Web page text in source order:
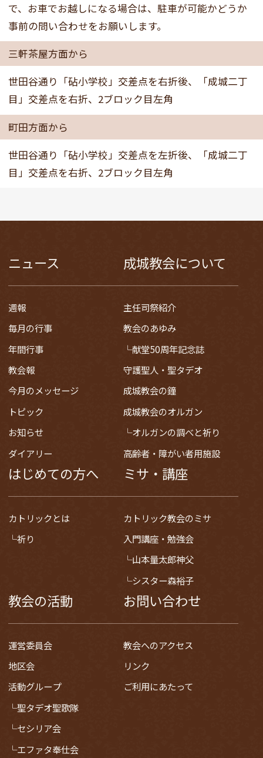
で、お車でお越しになる場合は、駐車が可能かどうか
事前の問い合わせをお願いします。
三軒茶屋方面から
世田谷通り「砧小学校」交差点を右折後、「成城二丁
目」交差点を右折、2ブロック目左角
町田方面から
世田谷通り「砧小学校」交差点を左折後、「成城二丁
目」交差点を右折、2ブロック目左角
ニュース
週報
毎月の行事
年間行事
教会報
今月のメッセージ
トピック
お知らせ
ダイアリー
成城教会について
主任司祭紹介
教会のあゆみ
献堂50周年記念誌
守護聖人・聖タデオ
成城教会の鐘
成城教会のオルガン
オルガンの調べと祈り
高齢者・障がい者用施設
はじめての方へ
カトリックとは
祈り
ミサ・講座
カトリック教会のミサ
入門講座・勉強会
山本量太郎神父
シスター森裕子
教会の活動
運営委員会
地区会
活動グループ
聖タデオ聖歌隊
セシリア会
エファタ奉仕会
お問い合わせ
教会へのアクセス
リンク
ご利用にあたって